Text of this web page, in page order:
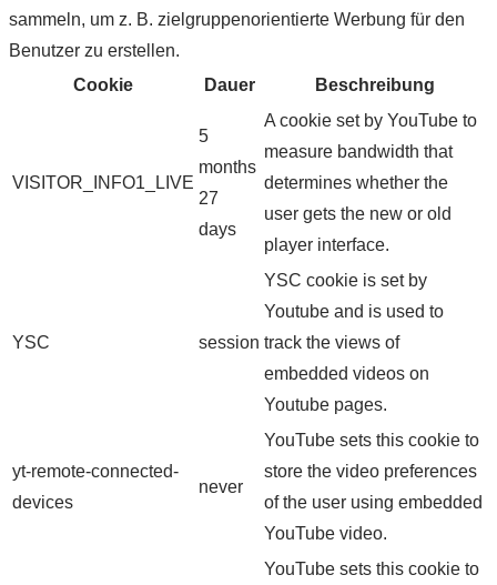
sammeln, um z. B. zielgruppenorientierte Werbung für den
Benutzer zu erstellen.
Cookie
Dauer Beschreibung
VISITOR_INFO1_LIVE
5
months
27
days
A cookie set by YouTube to
measure bandwidth that
determines whether the
user gets the new or old
player interface.
YSC session
YSC cookie is set by
Youtube and is used to
track the views of
embedded videos on
Youtube pages.
yt-remote-connected-
devices
never
YouTube sets this cookie to
store the video preferences
of the user using embedded
YouTube video.
YouTube sets this cookie to